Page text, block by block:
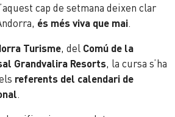
cap de setmana deixen clar
és més viva que mai.
Turisme, del Comú de la
Grandvalira Resorts, la cursa s’ha
referents del calendari de
.